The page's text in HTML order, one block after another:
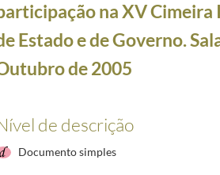
Jorge Sampaio à República Popular da China e à
Europeu, em Florença. 30 de Setembro de
Sampaio a Salamanca, por ocasião da XV
na XV Cimeira
Estado e de Governo.
de 2005
de descrição
Documento simples